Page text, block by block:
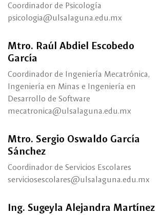
Coordinador de Psicología
psicologia@ulsalaguna.edu.mx
Mtro. Raúl Abdiel Escobedo
García
Coordinador de Ingeniería Mecatrónica,
Ingeniería en Minas e Ingeniería en
Desarrollo de Software
mecatronica@ulsalaguna.edu.mx
Mtro. Sergio Oswaldo García
Sánchez
Coordinador de Servicios Escolares
serviciosescolares@ulsalaguna.edu.mx
Ing. Sugeyla Alejandra Martínez